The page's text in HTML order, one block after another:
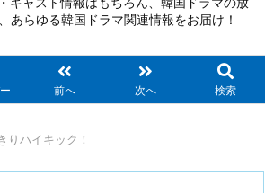
あらゆる韓国ドラマ関連情報をお届け！
前へ 次へ 検索
りハイキック！